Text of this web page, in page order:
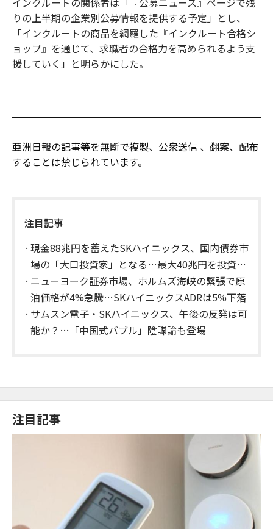
りの上半期の企業別公募情報を提供する予定」とし、
「インクルートの商品を網羅した『インクルート合格シ
ョップ』を通じて、求職者の合格力を高められるよう支
援していく」と明らかにした。
亜洲日報の記事等を無断で複製、公衆送信 、翻案、配布
することは禁じられています。
注目記事
現金88兆円を蓄えたSKハイニックス、国内債券市
場の「大口投資家」となる…最大40兆円を投資予
定
ニューヨーク証券市場、ホルムズ海峡の緊張で原
油価格が4%急騰…SKハイニックスADRは5%下落
サムスン電子・SKハイニックス、午後の反発は可
能か？…「中国式バブル」陰謀論も登場
注目記事